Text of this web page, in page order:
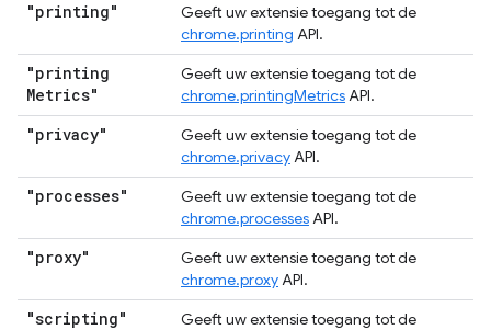
"printing"
Geeft uw extensie toegang tot de
chrome.printing API.
"printing
Metrics"
Geeft uw extensie toegang tot de
chrome.printingMetricsAPI.
"privacy"
Geeft uw extensie toegang tot de
chrome.privacyAPI.
"processes"
Geeft uw extensie toegang tot de
chrome.processesAPI.
"proxy"
Geeft uw extensie toegang tot de
chrome.proxyAPI.
"scripting"
Geeft uw extensie toegang tot de